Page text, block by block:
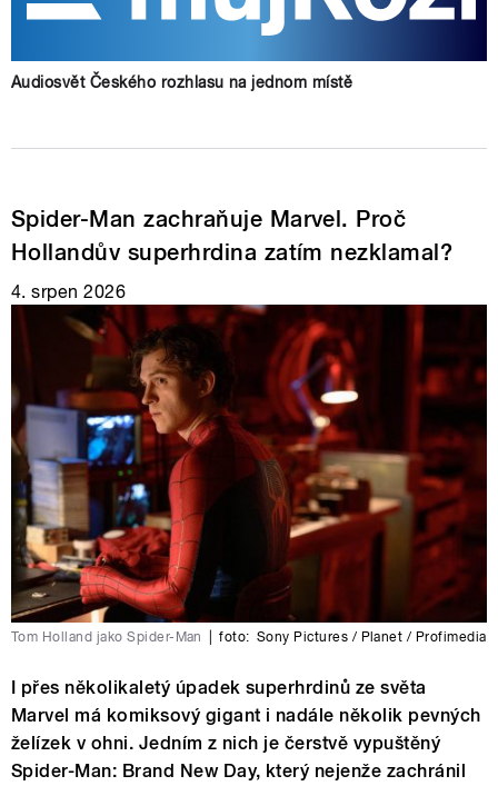
Audiosvět Českého rozhlasu na jednom místě
Spider-Man zachraňuje Marvel. Proč
Hollandův superhrdina zatím nezklamal?
4. srpen 2026
Tom Holland jako Spider-Man foto: Sony Pictures / Planet / Profimedia
I přes několikaletý úpadek superhrdinů ze světa
Marvel má komiksový gigant i nadále několik pevných
želízek v ohni. Jedním z nich je čerstvě vypuštěný
Spider-Man: Brand New Day, který nejenže zachránil